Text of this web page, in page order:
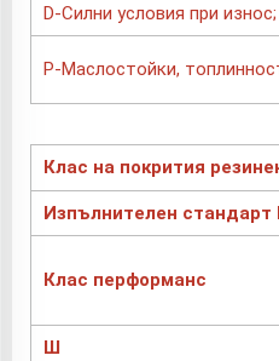
D-Силни условия при
P-Маслостойки,
Клас на покрития
Изпълнителен стандарт
Клас перформанс
Ш